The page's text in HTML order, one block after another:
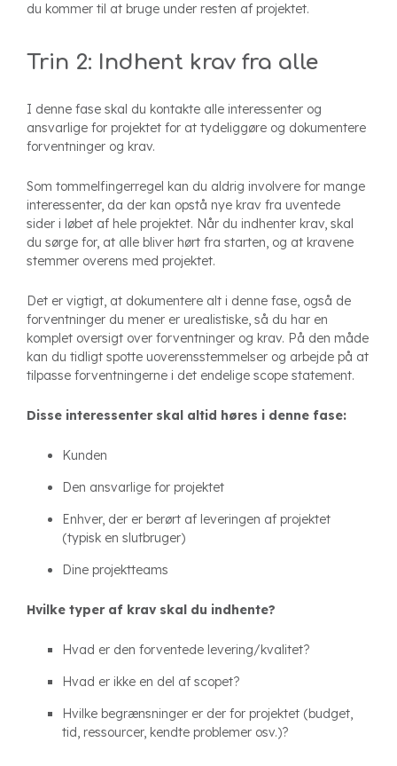
du kommer til at bruge under resten af projektet.
Trin 2: Indhent krav fra alle
I denne fase skal du kontakte alle interessenter og
ansvarlige for projektet for at tydeliggøre og dokumentere
forventninger og krav.
Som tommelfingerregel kan du aldrig involvere for mange
interessenter, da der kan opstå nye krav fra uventede
sider i løbet af hele projektet. Når du indhenter krav, skal
du sørge for, at alle bliver hørt fra starten, og at kravene
stemmer overens med projektet.
Det er vigtigt, at dokumentere alt i denne fase, også de
forventninger du mener er urealistiske, så du har en
komplet oversigt over forventninger og krav. På den måde
kan du tidligt spotte uoverensstemmelser og arbejde på at
tilpasse forventningerne i det endelige scope statement.
Disse interessenter skal altid høres i denne fase:
Kunden
Den ansvarlige for projektet
Enhver, der er berørt af leveringen af projektet
(typisk en slutbruger)
Dine projektteams
Hvilke typer af krav skal du indhente?
Hvad er den forventede levering/kvalitet?
Hvad er ikke en del af scopet?
Hvilke begrænsninger er der for projektet (budget,
tid, ressourcer, kendte problemer osv.)?